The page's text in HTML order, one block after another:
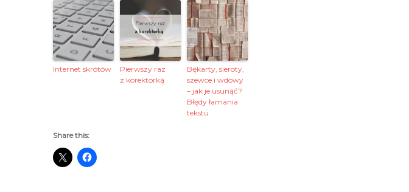
Internet skrótów
Pierwszy raz
z korektorką
Bękarty, sieroty,
szewce i wdowy
– jak je usunąć?
Błędy łamania
tekstu
Share this: